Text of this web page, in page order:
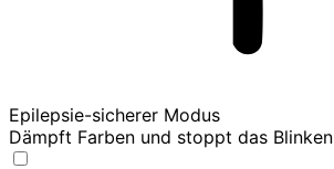
Epilepsie-sicherer Modus
Dämpft Farben und stoppt das Blinken